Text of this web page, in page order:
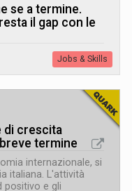
se a termine.
il gap con le
Jobs & Skills
di crescita
termine
internazionale, si
italiana. L'attività
positivo e gli